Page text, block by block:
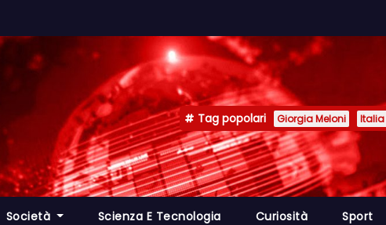
Tag popolari Giorgia Meloni Italia
Società Scienza E Tecnologia Curiosità Sport